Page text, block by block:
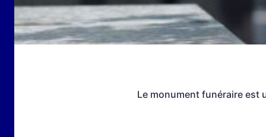
Le monument funéraire est